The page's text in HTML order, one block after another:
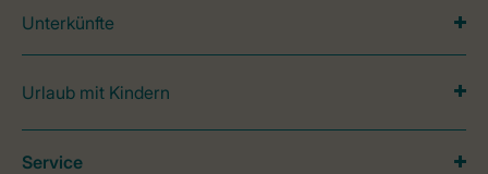
Unterkünfte
Urlaub mit Kindern
Service